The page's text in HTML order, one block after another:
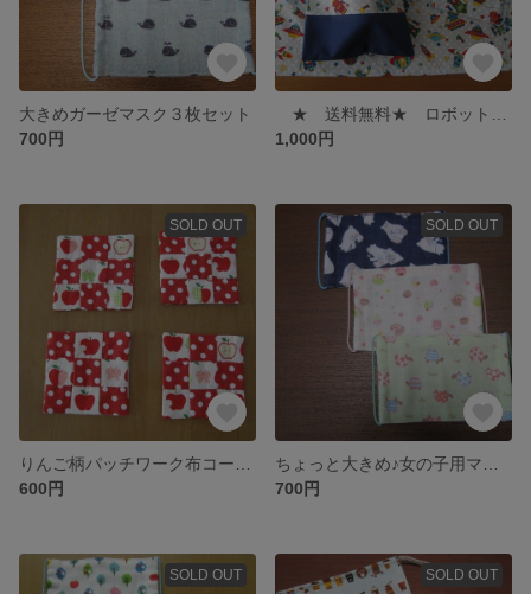
大きめガーゼマスク３枚セット
700円
1,000円
SOLD OUT
600円
SOLD OUT
700円
SOLD OUT SOLD OUT